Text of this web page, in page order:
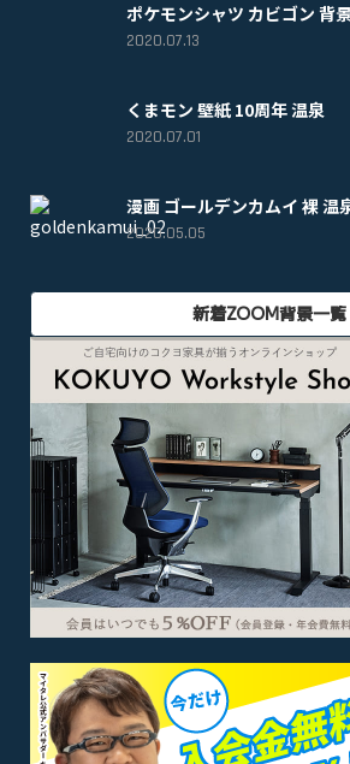
ポケモンシャツ カビゴン 背
2020.07.13
くまモン 壁紙 10周年 温泉
2020.07.01
漫画 ゴールデンカムイ 裸 温
2020.05.05
新着ZOOM背景一覧